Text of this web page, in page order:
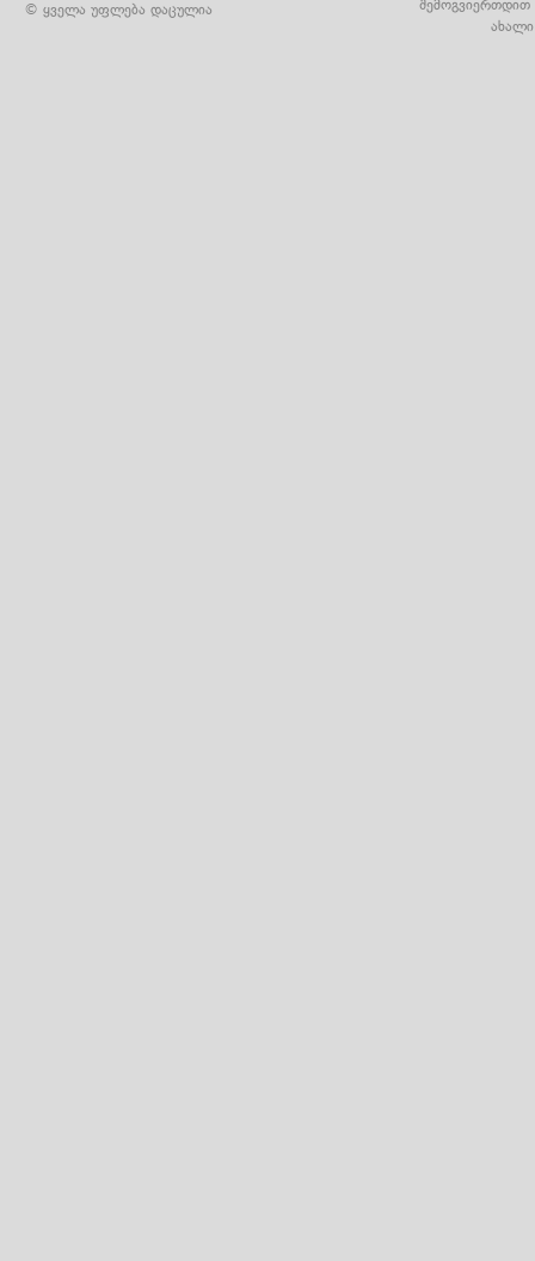
© ყველა უფლება დაცულია
შემოგვიერთდით
ახალი